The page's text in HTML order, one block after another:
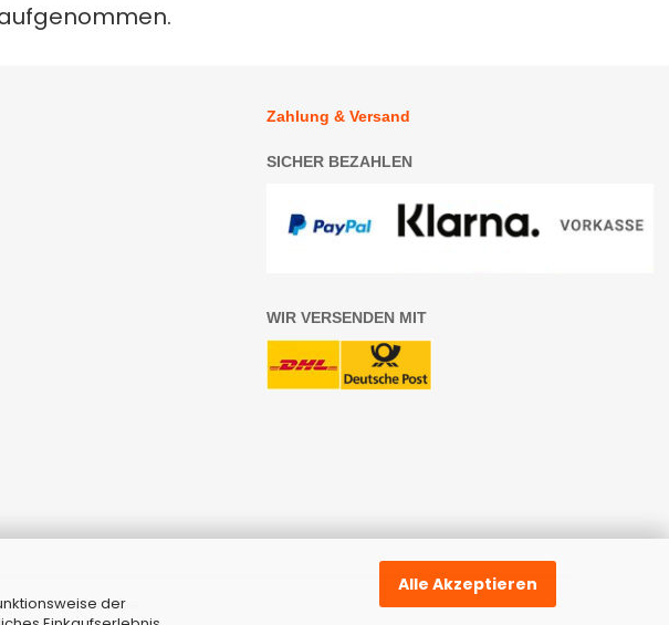
der
Alle Akzeptieren
Zahlung & Versand
SICHER BEZAHLEN
WIR VERSENDEN MIT
vonJungCreative